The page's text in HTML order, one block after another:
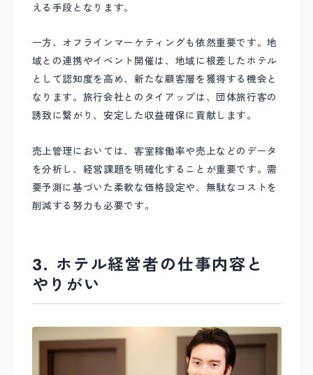
える手段となります。
一方、オフラインマーケティングも依然重要です。地
域との連携やイベント開催は、地域に根差したホテル
として認知度を高め、新たな顧客層を獲得する機会と
なります。旅行会社とのタイアップは、団体旅行客の
誘致に繋がり、安定した収益確保に貢献します。
売上管理においては、客室稼働率や売上などのデータ
を分析し、経営課題を明確化することが重要です。需
要予測に基づいた柔軟な価格設定や、無駄なコストを
削減する努力も必要です。
3. ホテル経営者の仕事内容と
やりがい